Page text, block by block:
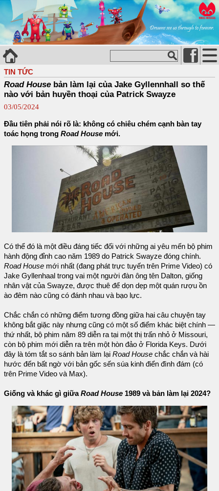
TIN TỨC
Road House bản làm lại của Jake Gyllennhall so thế
nào với bản huyền thoại của Patrick Swayze
03/05/2024
Đầu tiên phải nói rõ là: không có chiêu chém cạnh bàn tay
toác họng trong Road House mới.
Có thể đó là một điều đáng tiếc đối với những ai yêu mến bộ phim
hành động đỉnh cao năm 1989 do Patrick Swayze đóng chính.
Road House mới nhất (đang phát trực tuyến trên Prime Video) có
Jake Gyllenhaal trong vai một người đàn ông tên Dalton, giống
nhân vật của Swayze, được thuê để dọn dẹp một quán rượu ồn
ào đêm nào cũng có đánh nhau và bạo lực.
Chắc chắn có những điểm tương đồng giữa hai câu chuyện tay
không bắt giặc này nhưng cũng có một số điểm khác biệt chính —
thứ nhất, bộ phim năm 89 diễn ra tại một thị trấn nhỏ ở Missouri,
còn bộ phim mới diễn ra trên một hòn đảo ở Florida Keys. Dưới
đây là tóm tắt so sánh bản làm lại Road House chắc chắn và hài
hước đến bất ngờ với bản gốc sến súa kinh điển đình đám (có
trên Prime Video và Max).
Giống và khác gì giữaRoad House 1989 và bản làm lại 2024?